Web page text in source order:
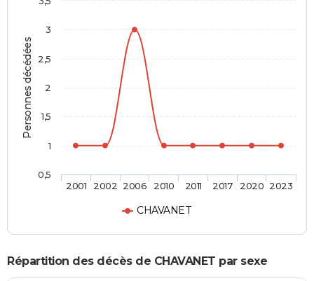
Personnes décédées
CHAVANET
2001 2002 2006 2010 2011 2017 2020 2023
0,5
1
1,5
2
2,5
3
Répartition des décès de CHAVANET par sexe